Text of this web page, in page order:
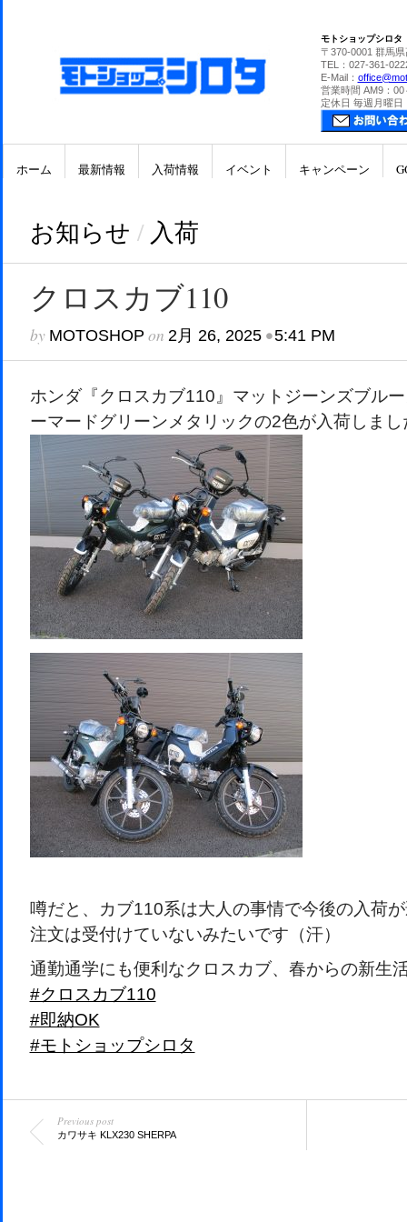
モトショップシロタ
〒370-0001 群馬
TEL：027-361-
E-Mail：
営業時間 AM9：00
定休日 毎週月曜日
ホーム 最新情報 入荷情報 イベント キャンペーン
お知らせ / 入荷
クロスカブ110
by MOTOSHOP on 2月 26, 2025•5:41 PM
ホンダ『クロスカブ110』マットジーンズブル
ーマードグリーンメタリックの2色が入荷しまし
噂だと、カブ110系は大人の事情で今後の入荷
注文は受付けていないみたいです（汗）
通勤通学にも便利なクロスカブ、春からの新生
#クロスカブ110
#即納OK
#モトショップシロタ
Previous post
カワサキ KLX230 SHERPA